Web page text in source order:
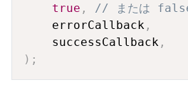
true ,
// または
    errorCallback
,
    successCallback
,
) ;